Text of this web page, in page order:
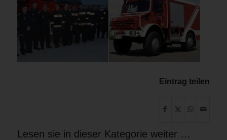
Eintrag teilen
Lesen sie in dieser Kategorie weiter …